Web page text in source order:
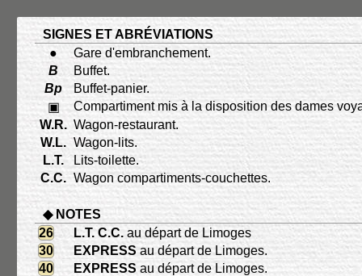
SIGNES ET ABRÉVIATIONS
●
Gare d'embranchement.
B
Buffet.
Bp
Buffet-panier.
▣
Compartiment mis à la disposition des dames
W.R. Wagon-restaurant.
W.L. Wagon-lits.
L.T.
Lits-toilette.
C.C. Wagon compartiments-couchettes.
◆ NOTES
26
L.T. C.C. au départ de Limoges
30
EXPRESS au départ de Limoges.
40
EXPRESS au départ de Limoges.